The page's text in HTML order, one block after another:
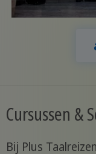
Cursussen &
Bij Plus